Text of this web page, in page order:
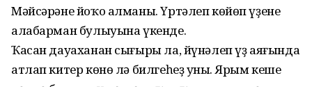
Мәйсәрәне йоҡо алманы. Үртәлеп көйөп үҙенең
алабарман булыуына үкенде.
Ҡасан дауаханан сығыры ла, йүнәлеп үҙ аяғында
атлап китер көнө лә билгеһеҙ уның. Ярым кеше